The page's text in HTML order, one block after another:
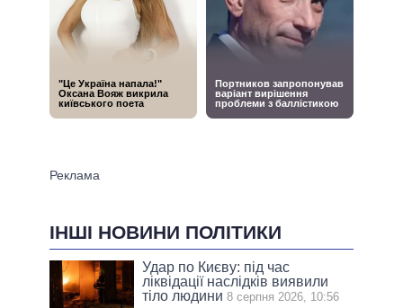
ІНШІ НОВИНИ ПОЛІТИКИ
Удар по Києву: під час
ліквідації наслідків виявили
тіло людини 8 серпня 2026, 10:56